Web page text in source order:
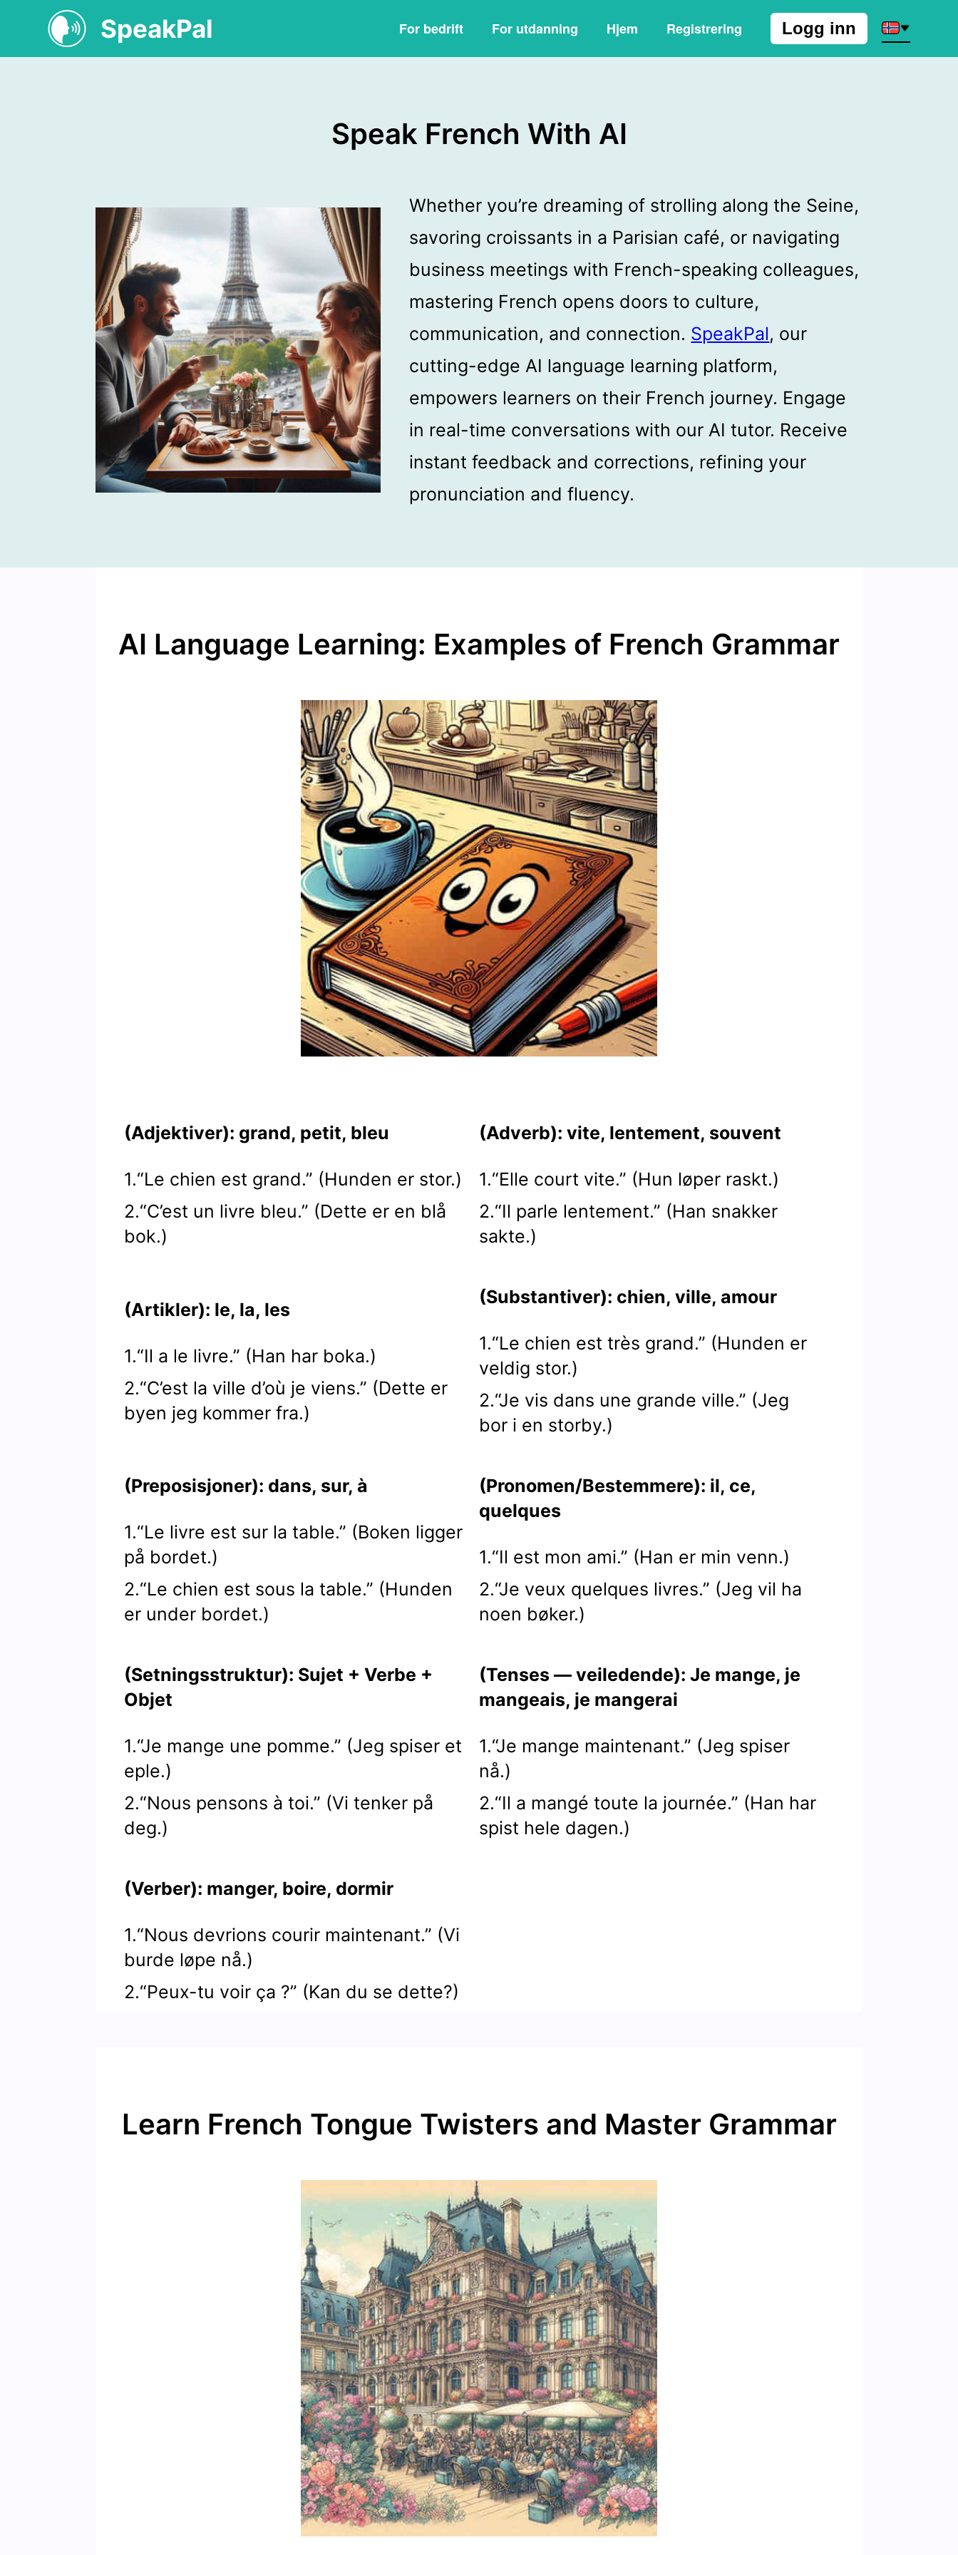
SpeakPal For bedrift For utdanning Hjem Registrering Logg inn
Speak French With AI
Whether you’re dreaming of strolling along the Seine,
savoring croissants in a Parisian café, or navigating
business meetings with French-speaking colleagues,
mastering French opens doors to culture,
communication, and connection. SpeakPal, our
cutting-edge AI language learning platform,
empowers learners on their French journey. Engage
in real-time conversations with our AI tutor. Receive
instant feedback and corrections, refining your
pronunciation and fluency.
AI Language Learning: Examples of French Grammar
(Adjektiver): grand, petit, bleu
1.“Le chien est grand.” (Hunden er stor.)
2.“C’est un livre bleu.” (Dette er en blå
bok.)
(Adverb): vite, lentement, souvent
1.“Elle court vite.” (Hun løper raskt.)
2.“Il parle lentement.” (Han snakker
sakte.)
(Artikler): le, la, les
1.“Il a le livre.” (Han har boka.)
2.“C’est la ville d’où je viens.” (Dette er
byen jeg kommer fra.)
(Substantiver): chien, ville, amour
1.“Le chien est très grand.” (Hunden er
veldig stor.)
2.“Je vis dans une grande ville.” (Jeg
bor i en storby.)
(Preposisjoner): dans, sur, à
1.“Le livre est sur la table.” (Boken ligger
på bordet.)
2.“Le chien est sous la table.” (Hunden
er under bordet.)
(Pronomen/Bestemmere): il, ce,
quelques
1.“Il est mon ami.” (Han er min venn.)
2.“Je veux quelques livres.” (Jeg vil ha
noen bøker.)
(Setningsstruktur): Sujet + Verbe +
Objet
1.“Je mange une pomme.” (Jeg spiser et
eple.)
2.“Nous pensons à toi.” (Vi tenker på
deg.)
(Tenses — veiledende): Je mange, je
mangeais, je mangerai
1.“Je mange maintenant.” (Jeg spiser
nå.)
2.“Il a mangé toute la journée.” (Han har
spist hele dagen.)
(Verber): manger, boire, dormir
1.“Nous devrions courir maintenant.” (Vi
burde løpe nå.)
2.“Peux-tu voir ça ?” (Kan du se dette?)
Learn French Tongue Twisters and Master Grammar